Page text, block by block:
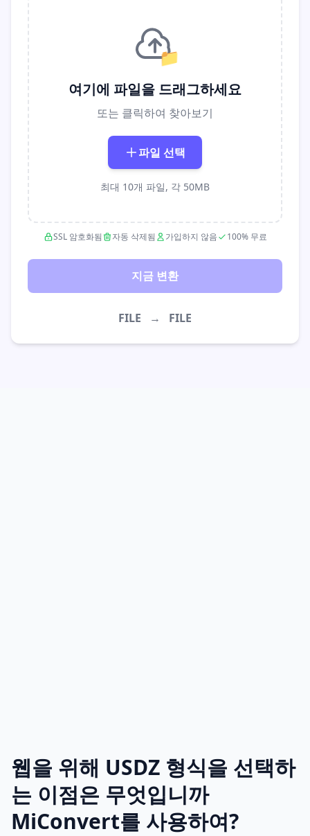
📁
여기에 파일을 드래그하세요
또는 클릭하여 찾아보기
파일 선택
최대 10개 파일, 각 50MB
SSL 암호화됨 자동 삭제됨 가입하지 않음 100% 무료
지금 변환
FILE → FILE
웹을 위해 USDZ 형식을 선택하
는 이점은 무엇입니까
MiConvert를 사용하여?